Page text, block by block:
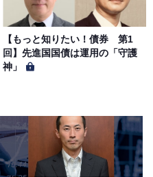
について複製、転用、公衆
どの著作権、商標権などを
いものとします。
・変更）
場合があります。
【もっと知りたい！債券 第1
回】先進国国債は運用の「守護
神」